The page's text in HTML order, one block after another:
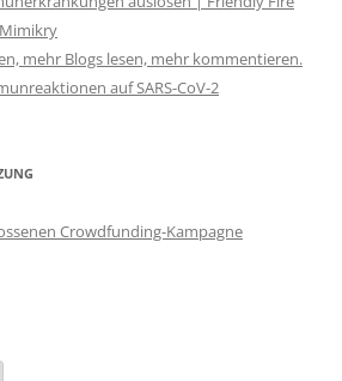
mehr Blogs lesen, mehr kommentieren.
auf SARS-CoV-2
Crowdfunding-Kampagne